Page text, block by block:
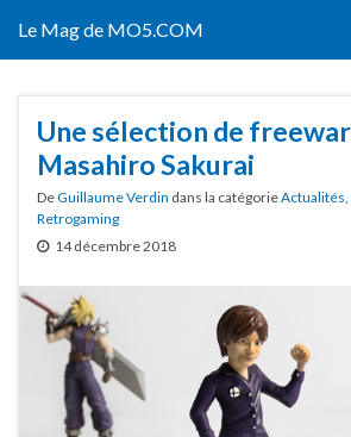
Le Mag de MO5.COM
Une sélection de
Masahiro Sakurai
DeGuillaume Verdin dans la catégorieActualités,
Retrogaming
14 décembre 2018